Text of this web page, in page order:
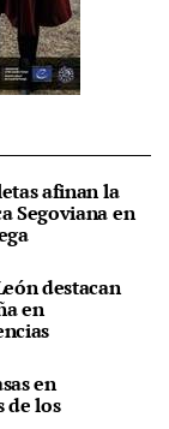
afinan la
Segoviana en
destacan
en
en
de los